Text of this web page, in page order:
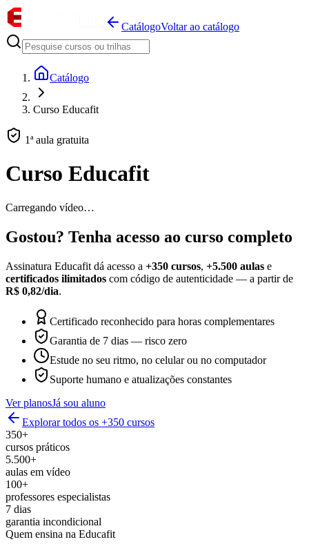
CatálogoVoltar ao catálogo
Catálogo
Curso Educafit
1ª aula gratuita
Curso Educafit
Carregando vídeo…
Gostou? Tenha acesso ao curso completo
Assinatura Educafit dá acesso a +350 cursos, +5.500 aulas e
certificados ilimitados com código de autenticidade — a partir de
R$ 0,82/dia.
Certificado reconhecido para horas complementares
Garantia de 7 dias — risco zero
Estude no seu ritmo, no celular ou no computador
Suporte humano e atualizações constantes
Ver planosJá sou aluno
Explorar todos os +350 cursos
350+
cursos práticos
5.500+
aulas em vídeo
100+
professores especialistas
7 dias
garantia incondicional
Quem ensina na Educafit